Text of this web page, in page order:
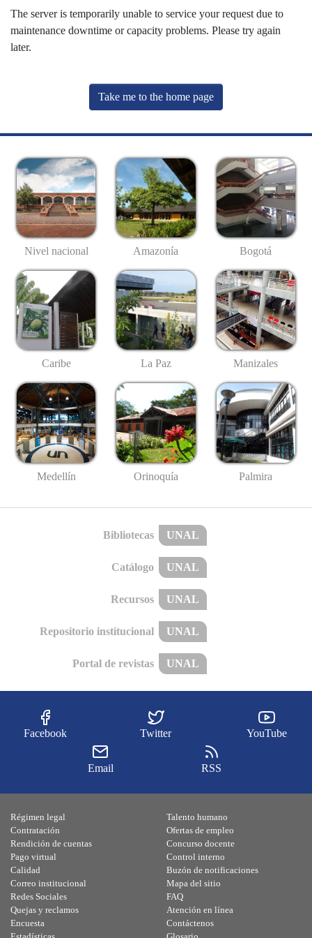
The server is temporarily unable to service your request due to
maintenance downtime or capacity problems. Please try again
later.
Take me to the home page
Nivel nacional Amazonía Bogotá
Caribe La Paz Manizales
Medellín Orinoquía Palmira
Bibliotecas UNAL
Catálogo UNAL
Recursos UNAL
Repositorio institucional UNAL
Portal de revistas UNAL
Facebook Twitter YouTube
Email RSS
Régimen legal
Contratación
Rendición de cuentas
Pago virtual
Calidad
Talento humano
Ofertas de empleo
Concurso docente
Control interno
Buzón de notificaciones
Correo institucional
Redes Sociales
Quejas y reclamos
Encuesta
Mapa del sitio
FAQ
Atención en línea
Contáctenos